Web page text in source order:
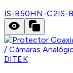
IS-B50HN-C2IS-
DITEK